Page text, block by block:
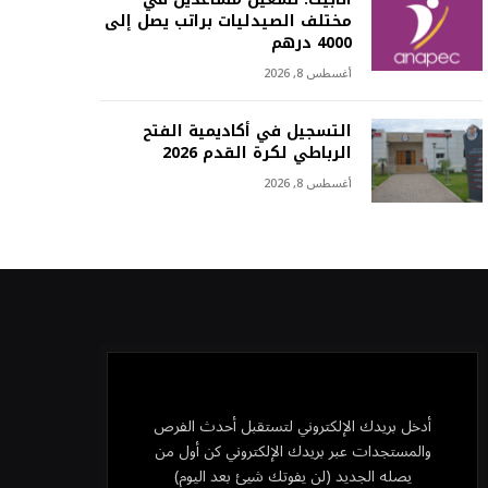
مختلف الصيدليات براتب يصل إلى
4000 درهم
أغسطس 8, 2026
التسجيل في أكاديمية الفتح
الرباطي لكرة القدم 2026
أغسطس 8, 2026
أدخل بريدك الإلكتروني لتستقبل أحدث الفرص
والمستجدات عبر بريدك الإلكتروني كن أول من
يصله الجديد (لن يفوتك شيئ بعد اليوم)